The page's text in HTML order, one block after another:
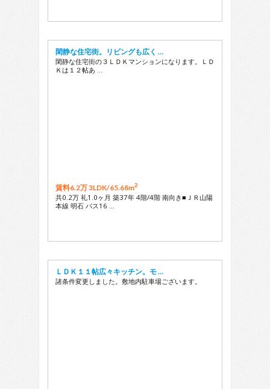
閑静な住宅街。リビングも広く …
閑静な住宅街の３ＬＤＫマンションになります。ＬＤ
Ｋは１２帖あ …
賃料6.2万 3LDK/65.68m2
共0.2万 礼1.0ヶ月 築37年 4階/4階 南向き■ＪＲ山陽
本線 明石 バス16 …
ＬＤＫ１１帖広々キッチン。モ …
諸条件変更しました。敷地内駐車場ございます。